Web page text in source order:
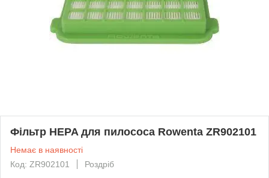
Фільтр HEPA для пилососа Rowenta ZR902101
Немає в наявності
Код: ZR902101
Роздріб